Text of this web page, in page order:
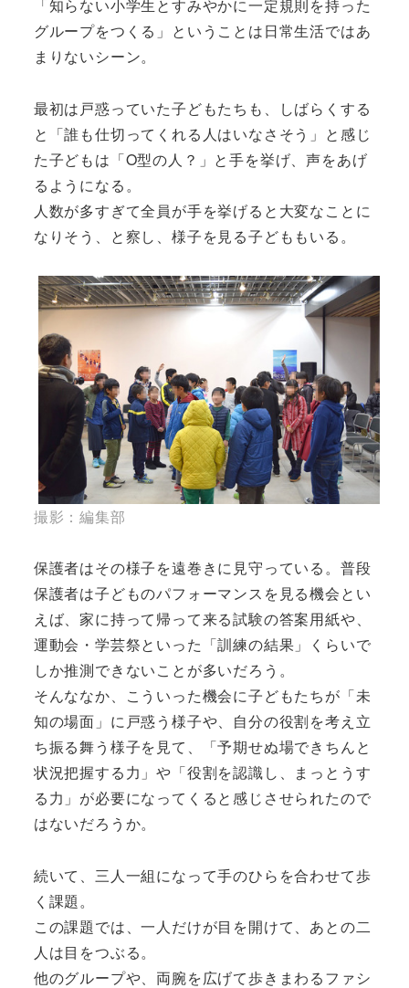
「知らない小学生とすみやかに一定規則を持った
グループをつくる」ということは日常生活ではあ
まりないシーン。
最初は戸惑っていた子どもたちも、しばらくする
と「誰も仕切ってくれる人はいなさそう」と感じ
た子どもは「O型の人？」と手を挙げ、声をあげ
るようになる。
人数が多すぎて全員が手を挙げると大変なことに
なりそう、と察し、様子を見る子どももいる。
撮影：編集部
保護者はその様子を遠巻きに見守っている。普段
保護者は子どものパフォーマンスを見る機会とい
えば、家に持って帰って来る試験の答案用紙や、
運動会・学芸祭といった「訓練の結果」くらいで
しか推測できないことが多いだろう。
そんななか、こういった機会に子どもたちが「未
知の場面」に戸惑う様子や、自分の役割を考え立
ち振る舞う様子を見て、「予期せぬ場できちんと
状況把握する力」や「役割を認識し、まっとうす
る力」が必要になってくると感じさせられたので
はないだろうか。
続いて、三人一組になって手のひらを合わせて歩
く課題。
この課題では、一人だけが目を開けて、あとの二
人は目をつぶる。
他のグループや、両腕を広げて歩きまわるファシ